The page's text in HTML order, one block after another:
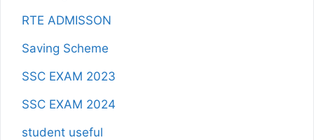
RTE ADMISSON
Saving Scheme
SSC EXAM 2023
SSC EXAM 2024
student useful